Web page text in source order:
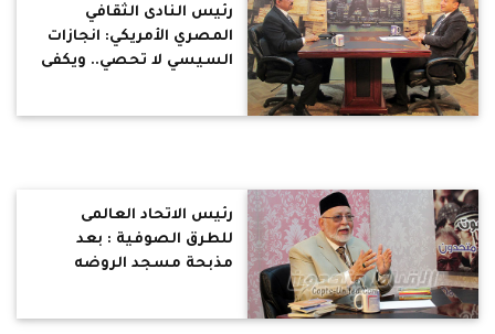
رئيس النادى الثقافي
المصري الأمريكي: انجازات
السيسي لا تحصي.. ويكفى
رئيس الاتحاد العالمى
للطرق الصوفية : بعد
مذبحة مسجد الروضه